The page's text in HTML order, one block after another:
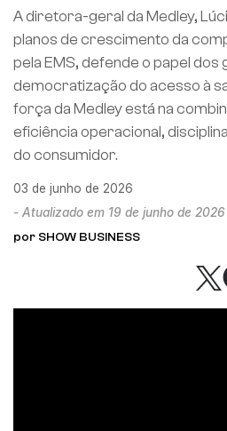
A diretora-geral da Medley,
planos de crescimento da
pela EMS, defende o papel dos
democratização do acesso à
força da Medley está na
eficiência operacional,
do consumidor.
03 de junho de 2026
- Atualizado em 19 de junho de
por SHOW BUSINESS